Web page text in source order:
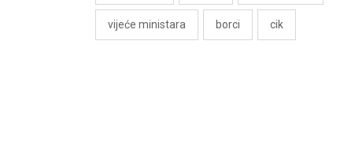
vijeće ministara borci cik